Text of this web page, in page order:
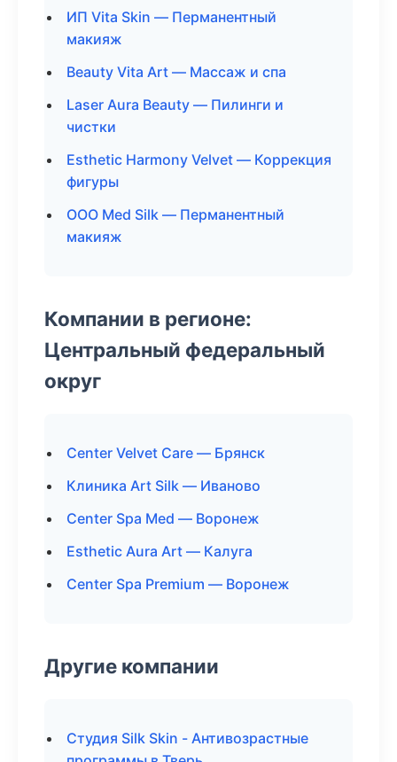
ИП Vita Skin — Перманентный
макияж
Beauty Vita Art — Массаж и спа
Laser Aura Beauty — Пилинги и
чистки
Esthetic Harmony Velvet — Коррекция
фигуры
ООО Med Silk — Перманентный
макияж
Компании в регионе:
Центральный федеральный
округ
Center Velvet Care — Брянск
Клиника Art Silk — Иваново
Center Spa Med — Воронеж
Esthetic Aura Art — Калуга
Center Spa Premium — Воронеж
Другие компании
Студия Silk Skin - Антивозрастные